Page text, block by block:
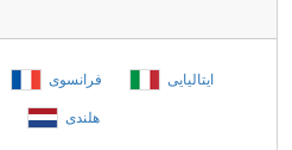
فرانسوی
ایتالیایی
هلندی